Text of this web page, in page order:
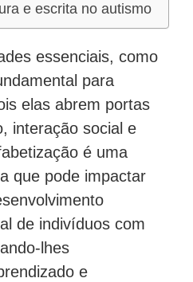
e escrita no autismo
essenciais, como
para
elas abrem portas
interação social e
é uma
que pode impactar
de indivíduos com
lhes
e